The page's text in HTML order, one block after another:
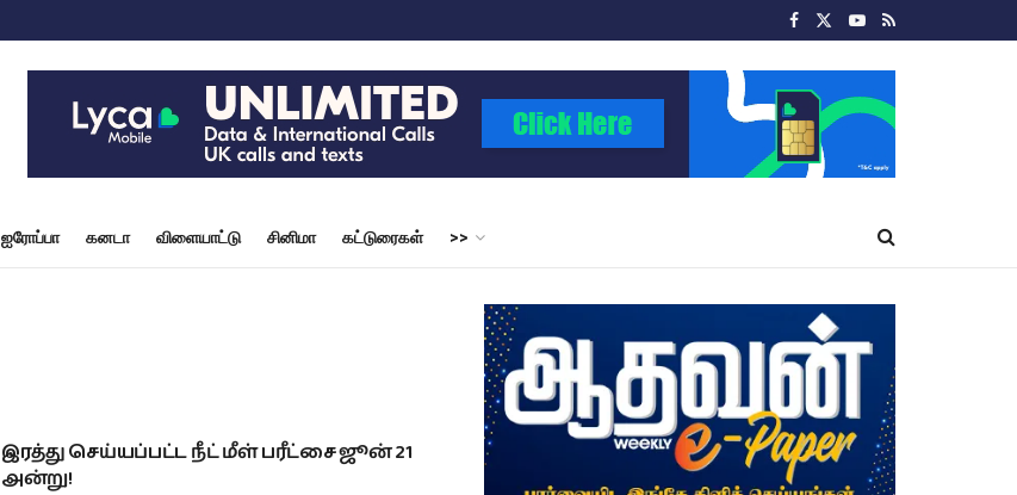
ஐரோப்பா கனடா விளையாட்டு சினிமா கட்டுரைகள் >>
இரத்து செய்யப்பட்ட நீட் மீள் பரீட்சை ஜூன் 21
அன்று!